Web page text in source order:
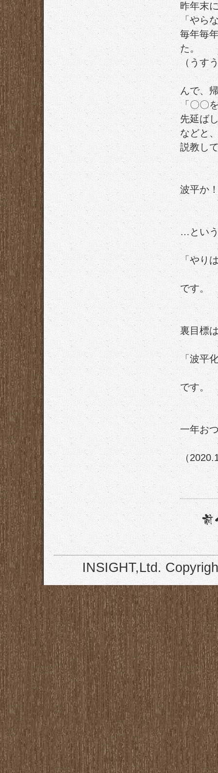
昨年末
「やら
毎年毎
た。
（うす
んで、
「〇〇
先延ば
などと
説教し
波平か
…とい
「やり
です。
裏目標
「波平
です。
一年お
（
INSIGHT,Ltd.